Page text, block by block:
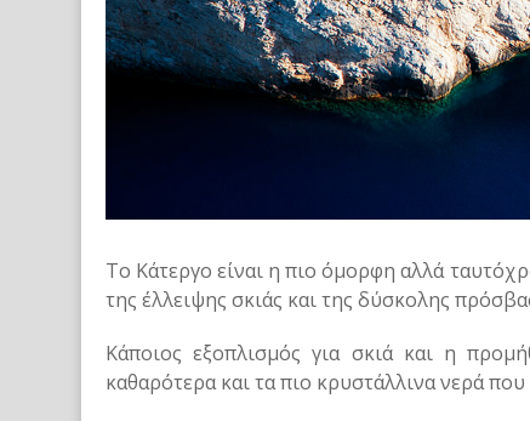
Το Κάτεργο είναι η πιο όμορφη αλλά
της έλλειψης σκιάς και της δύσκολης
Κάποιος εξοπλισμός για σκιά και η
καθαρότερα και τα πιο κρυστάλλινα νερά